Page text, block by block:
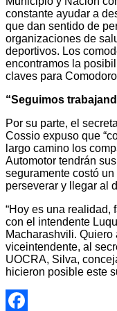
constante ayudar a
que dan sentido de
organizaciones de
deportivos. Los
encontramos la
claves para
“Seguimos
Por su parte, el
Cossio expuso que
largo camino los
Automotor tendrán
seguramente costó
perseverar y llegar al
“Hoy es una realidad,
con el intendente
Macharashvili. Quiero
viceintendente, al
UOCRA, Silva,
hicieron posible este